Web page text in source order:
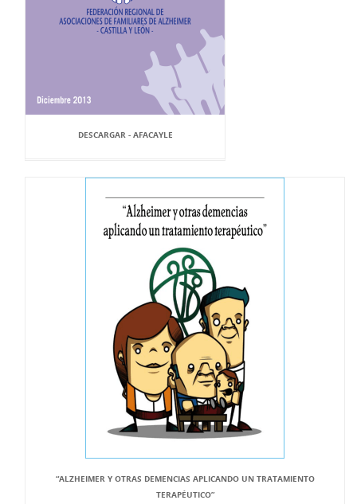
DESCARGAR - AFACAYLE
“ALZHEIMER Y OTRAS DEMENCIAS APLICANDO UN TRATAMIENTO
TERAPÉUTICO”